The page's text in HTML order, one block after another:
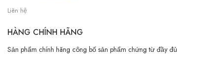
Liên hệ
HÀNG CHÍNH HÃNG
Sản phẩm chính hãng công bố sản phẩm chứng từ đầy đủ